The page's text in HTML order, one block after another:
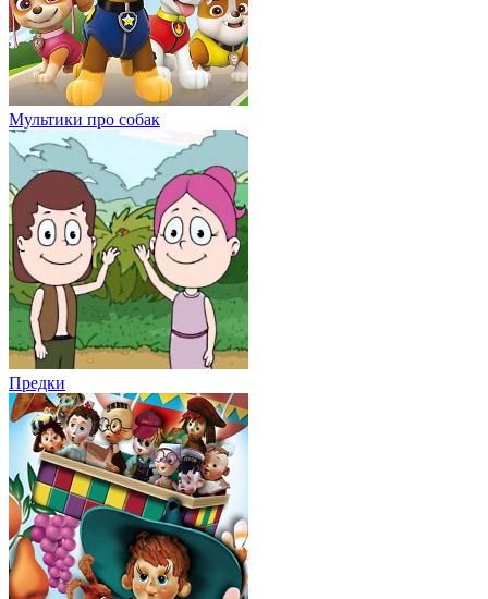
Мультики про собак
Предки